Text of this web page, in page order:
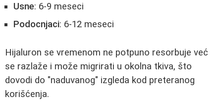
Usne: 6-9 meseci
Podocnjaci: 6-12 meseci
Hijaluron se vremenom ne potpuno resorbuje već
se razlaže i može migrirati u okolna tkiva, što
dovodi do "naduvanog" izgleda kod preteranog
korišćenja.